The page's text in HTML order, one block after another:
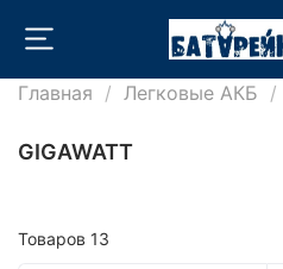
Главная Легковые АКБ
GIGAWATT
Товаров 13